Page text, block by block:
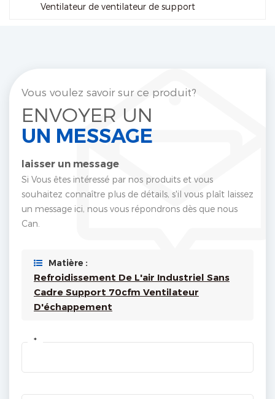
Ventilateur de ventilateur de support
Vous voulez savoir sur ce produit?
ENVOYER UN
UN MESSAGE
laisser un message
Si Vous êtes intéressé par nos produits et vous
souhaitez connaître plus de détails, s'il vous plaît laissez
un message ici, nous vous répondrons dès que nous
Can.
Matière :
Refroidissement De L'air Industriel Sans
Cadre Support 70cfm Ventilateur
D'échappement
*